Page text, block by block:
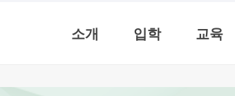
소개 입학 교육